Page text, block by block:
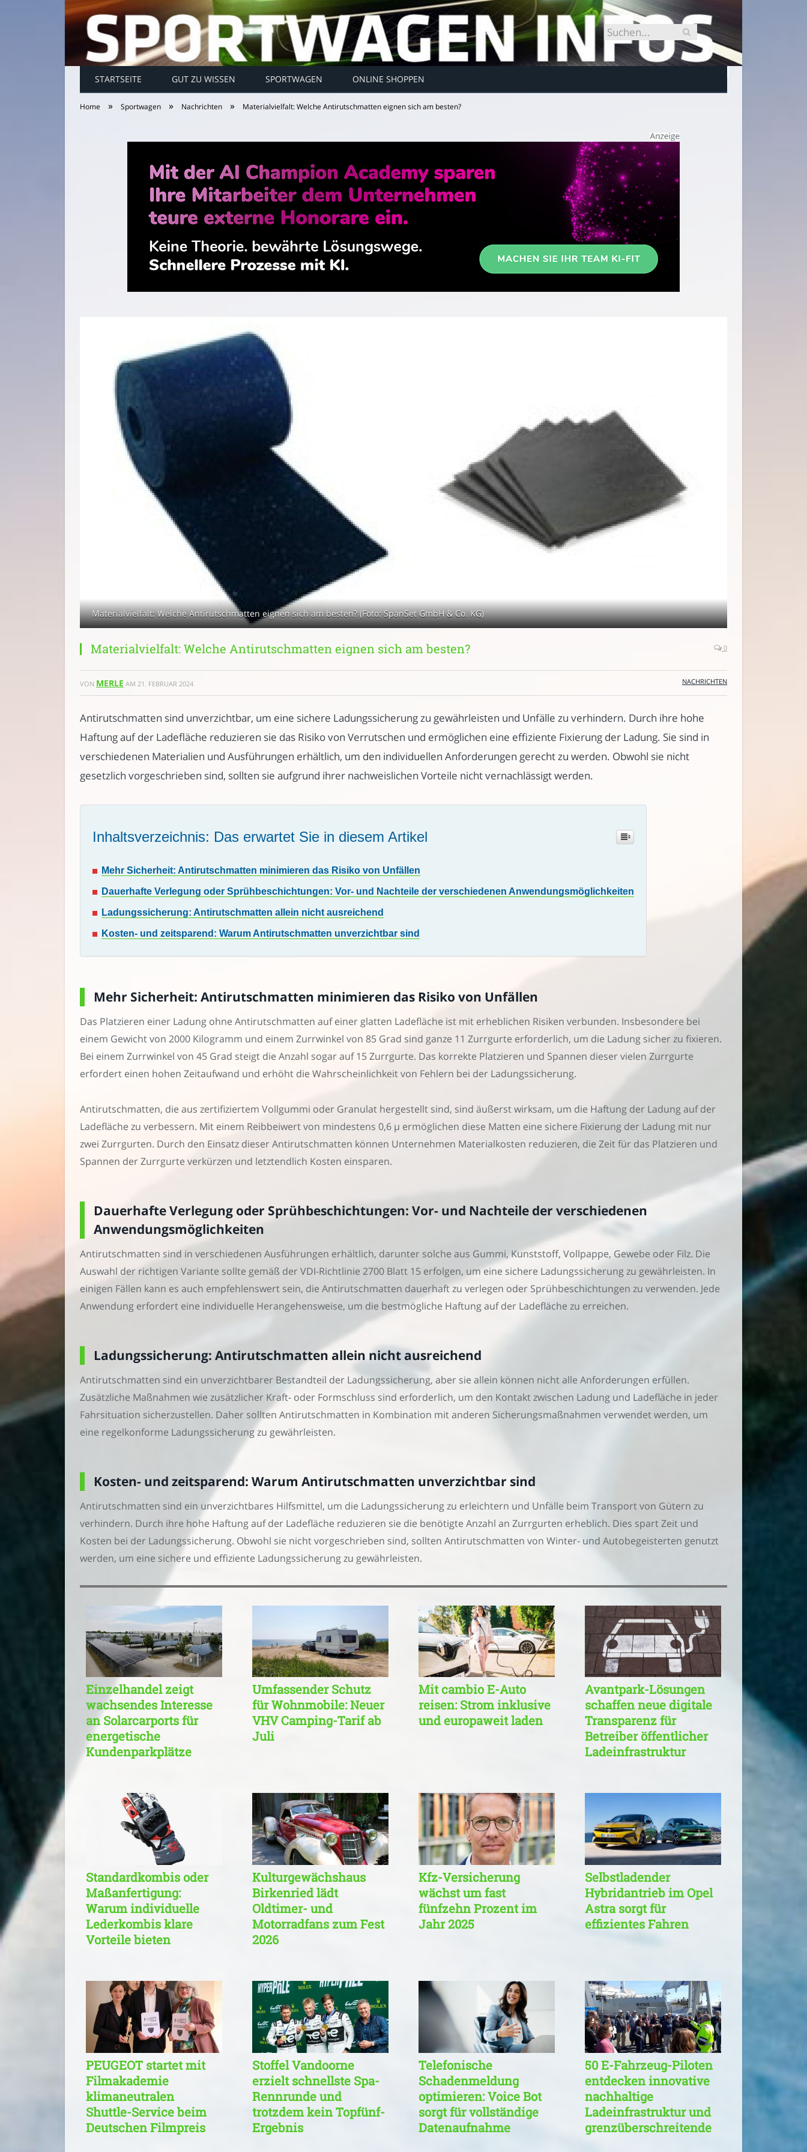
STARTSEITE GUT ZU WISSEN SPORTWAGEN ONLINE SHOPPEN
Home » Sportwagen » Nachrichten » Materialvielfalt: Welche Antirutschmatten eignen sich am besten?
Materialvielfalt: Welche Antirutschmatten eignen sich am besten? (Foto: SpanSet GmbH & Co. KG)
Materialvielfalt: Welche Antirutschmatten eignen sich am besten? 0
VON MERLE AM 21. FEBRUAR 2024 NACHRICHTEN
Antirutschmatten sind unverzichtbar, um eine sichere Ladungssicherung zu gewährleisten und Unfälle zu verhindern. Durch ihre hohe
Haftung auf der Ladefläche reduzieren sie das Risiko von Verrutschen und ermöglichen eine effiziente Fixierung der Ladung. Sie sind in
verschiedenen Materialien und Ausführungen erhältlich, um den individuellen Anforderungen gerecht zu werden. Obwohl sie nicht
gesetzlich vorgeschrieben sind, sollten sie aufgrund ihrer nachweislichen Vorteile nicht vernachlässigt werden.
Inhaltsverzeichnis: Das erwartet Sie in diesem Artikel
Mehr Sicherheit: Antirutschmatten minimieren das Risiko von Unfällen
Dauerhafte Verlegung oder Sprühbeschichtungen: Vor- und Nachteile der verschiedenen Anwendungsmöglichkeiten
Ladungssicherung: Antirutschmatten allein nicht ausreichend
Kosten- und zeitsparend: Warum Antirutschmatten unverzichtbar sind
Mehr Sicherheit: Antirutschmatten minimieren das Risiko von Unfällen
Das Platzieren einer Ladung ohne Antirutschmatten auf einer glatten Ladefläche ist mit erheblichen Risiken verbunden. Insbesondere bei
einem Gewicht von 2000 Kilogramm und einem Zurrwinkel von 85 Grad sind ganze 11 Zurrgurte erforderlich, um die Ladung sicher zu fixieren.
Bei einem Zurrwinkel von 45 Grad steigt die Anzahl sogar auf 15 Zurrgurte. Das korrekte Platzieren und Spannen dieser vielen Zurrgurte
erfordert einen hohen Zeitaufwand und erhöht die Wahrscheinlichkeit von Fehlern bei der Ladungssicherung.
Antirutschmatten, die aus zertifiziertem Vollgummi oder Granulat hergestellt sind, sind äußerst wirksam, um die Haftung der Ladung auf der
Ladefläche zu verbessern. Mit einem Reibbeiwert von mindestens 0,6 µ ermöglichen diese Matten eine sichere Fixierung der Ladung mit nur
zwei Zurrgurten. Durch den Einsatz dieser Antirutschmatten können Unternehmen Materialkosten reduzieren, die Zeit für das Platzieren und
Spannen der Zurrgurte verkürzen und letztendlich Kosten einsparen.
Dauerhafte Verlegung oder Sprühbeschichtungen: Vor- und Nachteile der verschiedenen
Anwendungsmöglichkeiten
Antirutschmatten sind in verschiedenen Ausführungen erhältlich, darunter solche aus Gummi, Kunststoff, Vollpappe, Gewebe oder Filz. Die
Auswahl der richtigen Variante sollte gemäß der VDI-Richtlinie 2700 Blatt 15 erfolgen, um eine sichere Ladungssicherung zu gewährleisten. In
einigen Fällen kann es auch empfehlenswert sein, die Antirutschmatten dauerhaft zu verlegen oder Sprühbeschichtungen zu verwenden. Jede
Anwendung erfordert eine individuelle Herangehensweise, um die bestmögliche Haftung auf der Ladefläche zu erreichen.
Ladungssicherung: Antirutschmatten allein nicht ausreichend
Antirutschmatten sind ein unverzichtbarer Bestandteil der Ladungssicherung, aber sie allein können nicht alle Anforderungen erfüllen.
Zusätzliche Maßnahmen wie zusätzlicher Kraft- oder Formschluss sind erforderlich, um den Kontakt zwischen Ladung und Ladefläche in jeder
Fahrsituation sicherzustellen. Daher sollten Antirutschmatten in Kombination mit anderen Sicherungsmaßnahmen verwendet werden, um
eine regelkonforme Ladungssicherung zu gewährleisten.
Kosten- und zeitsparend: Warum Antirutschmatten unverzichtbar sind
Antirutschmatten sind ein unverzichtbares Hilfsmittel, um die Ladungssicherung zu erleichtern und Unfälle beim Transport von Gütern zu
verhindern. Durch ihre hohe Haftung auf der Ladefläche reduzieren sie die benötigte Anzahl an Zurrgurten erheblich. Dies spart Zeit und
Kosten bei der Ladungssicherung. Obwohl sie nicht vorgeschrieben sind, sollten Antirutschmatten von Winter- und Autobegeisterten genutzt
werden, um eine sichere und effiziente Ladungssicherung zu gewährleisten.
Einzelhandel zeigt
wachsendes Interesse
an Solarcarports für
energetische
Kundenparkplätze
Umfassender Schutz
für Wohnmobile: Neuer
VHV Camping-Tarif ab
Juli
Mit cambio E-Auto
reisen: Strom inklusive
und europaweit laden
Avantpark-Lösungen
schaffen neue digitale
Transparenz für
Betreiber öffentlicher
Ladeinfrastruktur
Standardkombis oder
Maßanfertigung:
Warum individuelle
Lederkombis klare
Vorteile bieten
Kulturgewächshaus
Birkenried lädt
Oldtimer- und
Motorradfans zum Fest
2026
Kfz-Versicherung
wächst um fast
fünfzehn Prozent im
Jahr 2025
Selbstladender
Hybridantrieb im Opel
Astra sorgt für
effizientes Fahren
PEUGEOT startet mit
Filmakademie
klimaneutralen
Shuttle-Service beim
Deutschen Filmpreis
Stoffel Vandoorne
erzielt schnellste Spa-
Rennrunde und
trotzdem kein Topfünf-
Ergebnis
Telefonische
Schadenmeldung
optimieren: Voice Bot
sorgt für vollständige
Datenaufnahme
50 E-Fahrzeug-Piloten
entdecken innovative
nachhaltige
Ladeinfrastruktur und
grenzüberschreitende